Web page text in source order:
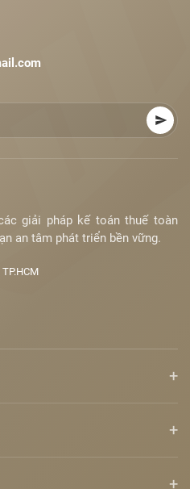
giải pháp kế toán thuế toàn
an tâm phát triển bền vững.
+
+
+